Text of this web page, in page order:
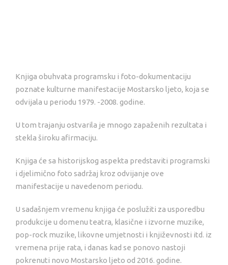
Knjiga obuhvata programsku i foto-dokumentaciju
poznate kulturne manifestacije Mostarsko ljeto, koja se
odvijala u periodu 1979. -2008. godine.
U tom trajanju ostvarila je mnogo zapaženih rezultata i
stekla široku afirmaciju.
Knjiga će sa historijskog aspekta predstaviti programski
i djelimično foto sadržaj kroz odvijanje ove
manifestacije u navedenom periodu.
U sadašnjem vremenu knjiga će poslužiti za usporedbu
produkcije u domenu teatra, klasične i izvorne muzike,
pop-rock muzike, likovne umjetnosti i književnosti itd. iz
vremena prije rata, i danas kad se ponovo nastoji
pokrenuti novo Mostarsko ljeto od 2016. godine.